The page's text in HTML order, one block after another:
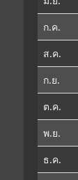
ก.ค.
ส.ค.
ก.ย.
ต.ค.
พ.ย.
ธ.ค.